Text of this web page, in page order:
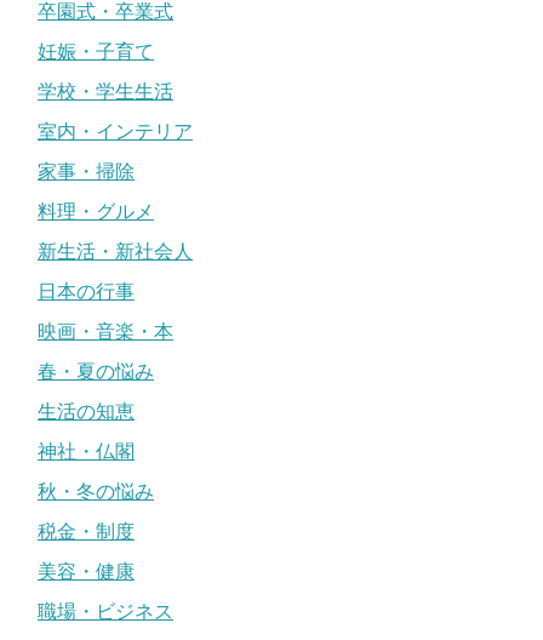
卒園式・卒業式
妊娠・子育て
学校・学生生活
室内・インテリア
家事・掃除
料理・グルメ
新生活・新社会人
日本の行事
映画・音楽・本
春・夏の悩み
生活の知恵
神社・仏閣
秋・冬の悩み
税金・制度
美容・健康
職場・ビジネス